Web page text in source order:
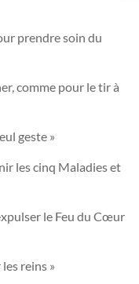
prendre soin du
comme pour le tir à
geste »
les cinq Maladies et
le Feu du Cœur
reins »